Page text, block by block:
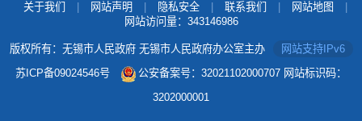
关于我们 网站声明 隐私安全 联系我们 网站地图
网站访问量： 343146986
版权所有：无锡市人民政府 无锡市人民政府办公室主办
网站支持IPv6
苏ICP备09024546号
公安备案号：32021102000707 网站标识码：
3202000001